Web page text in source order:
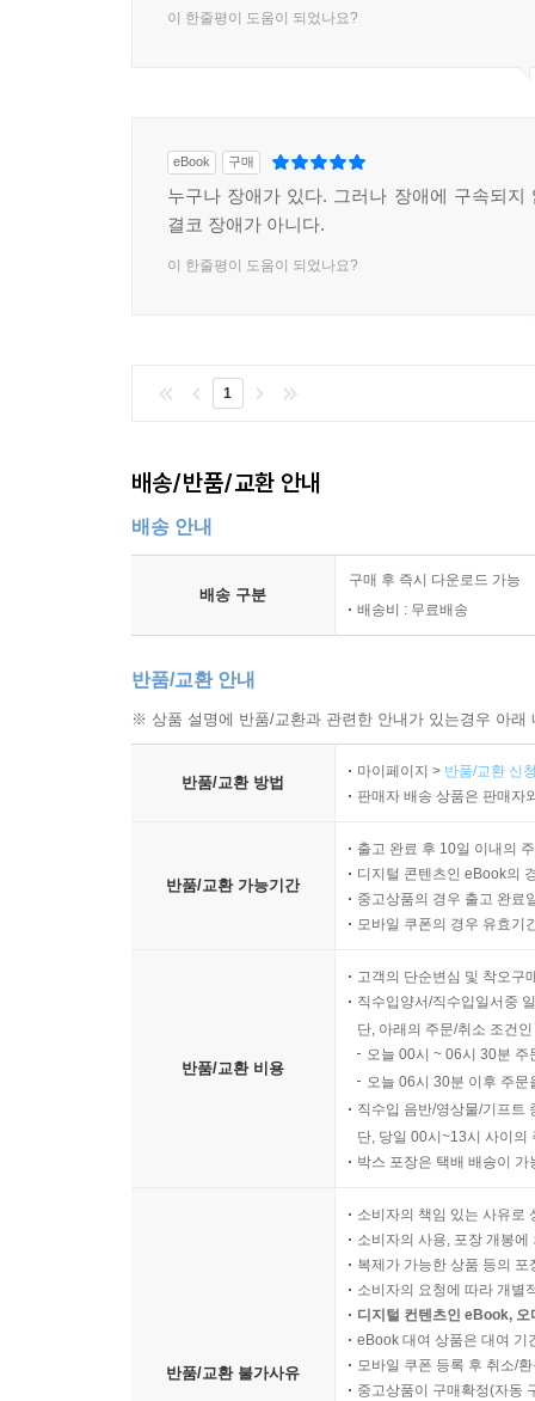
이 한줄평이 도움이 되었나요?
eBook 구매
누구나 장애가 있다. 그러나 장애에 구속되지
결코 장애가 아니다.
이 한줄평이 도움이 되었나요?
1
배송/반품/교환 안내
배송 안내
배송 구분
구매 후 즉시 다운로드 가능
배송비 : 무료배송
반품/교환 안내
※ 상품 설명에 반품/교환과 관련한 안내가 있는경우 아
반품/교환 방법
마이페이지 > 반품/교환 신
판매자 배송 상품은 판매자
반품/교환 가능기간
출고 완료 후 10일 이내의
디지털 콘텐츠인 eBook의
중고상품의 경우 출고 완료
모바일 쿠폰의 경우 유효기
반품/교환 비용
고객의 단순변심 및 착오구
직수입양서/직수입일서중
단, 아래의 주문/취소 조건
오늘 00시 ~ 06시 30분
오늘 06시 30분 이후 주
직수입 음반/영상물/기프트
단, 당일 00시~13시 사이의
박스 포장은 택배 배송이
반품/교환 불가사유
소비자의 책임 있는 사유로
소비자의 사용, 포장 개봉
복제가 가능한 상품 등의
소비자의 요청에 따라 개별
디지털 컨텐츠인 eBook,
eBook 대여 상품은 대여 기
모바일 쿠폰 등록 후 취소/
중고상품이 구매확정(자동